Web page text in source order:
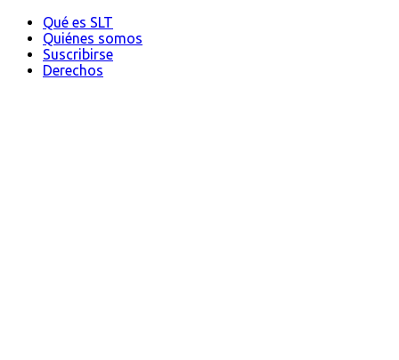
Qué es SLT
Quiénes somos
Suscribirse
Derechos